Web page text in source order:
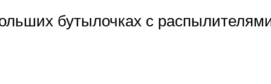
бутылочках с